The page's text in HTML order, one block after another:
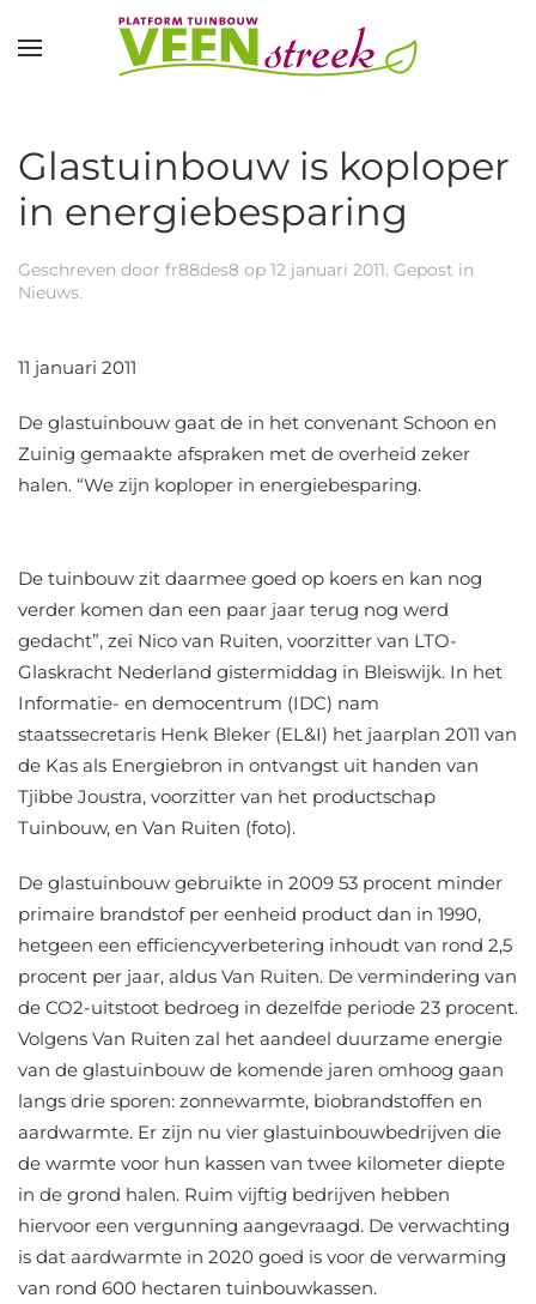
Overslaan en naar de inhoud gaan
Glastuinbouw is koploper
in energiebesparing
Geschreven door fr88des8 op 12 januari 2011. Gepost in
Nieuws.
11 januari 2011
De glastuinbouw gaat de in het convenant Schoon en
Zuinig gemaakte afspraken met de overheid zeker
halen. “We zijn koploper in energiebesparing.
De tuinbouw zit daarmee goed op koers en kan nog
verder komen dan een paar jaar terug nog werd
gedacht”, zei Nico van Ruiten, voorzitter van LTO-
Glaskracht Nederland gistermiddag in Bleiswijk. In het
Informatie- en democentrum (IDC) nam
staatssecretaris Henk Bleker (EL&I) het jaarplan 2011 van
de Kas als Energiebron in ontvangst uit handen van
Tjibbe Joustra, voorzitter van het productschap
Tuinbouw, en Van Ruiten (foto).
De glastuinbouw gebruikte in 2009 53 procent minder
primaire brandstof per eenheid product dan in 1990,
hetgeen een efficiencyverbetering inhoudt van rond 2,5
procent per jaar, aldus Van Ruiten. De vermindering van
de CO2-uitstoot bedroeg in dezelfde periode 23 procent.
Volgens Van Ruiten zal het aandeel duurzame energie
van de glastuinbouw de komende jaren omhoog gaan
langs drie sporen: zonnewarmte, biobrandstoffen en
aardwarmte. Er zijn nu vier glastuinbouwbedrijven die
de warmte voor hun kassen van twee kilometer diepte
in de grond halen. Ruim vijftig bedrijven hebben
hiervoor een vergunning aangevraagd. De verwachting
is dat aardwarmte in 2020 goed is voor de verwarming
van rond 600 hectaren tuinbouwkassen.